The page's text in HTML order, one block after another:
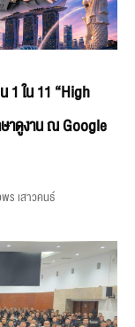
1 ใน 11 “High
าดูงาน ณ Google
ร เสาวคนธ์